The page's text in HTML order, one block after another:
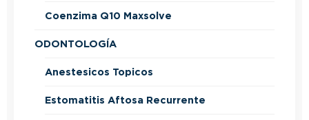
Coenzima Q10 Maxsolve
ODONTOLOGÍA
Anestesicos Topicos
Estomatitis Aftosa Recurrente